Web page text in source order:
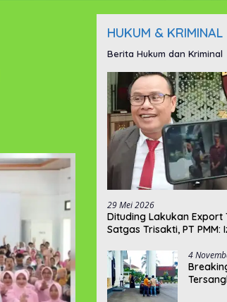
HUKUM & KRIMINAL
Berita Hukum dan Kriminal
29 Mei 2026
‎Dituding Lakukan Export
Satgas Trisakti, PT PMM:
4